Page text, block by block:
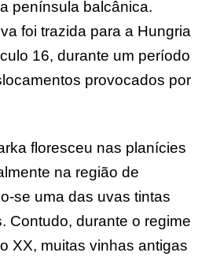
península balcânica.
foi trazida para a Hungria
16, durante um período
provocados por
floresceu nas planícies
na região de
se uma das uvas tintas
Contudo, durante o regime
XX, muitas vinhas antigas